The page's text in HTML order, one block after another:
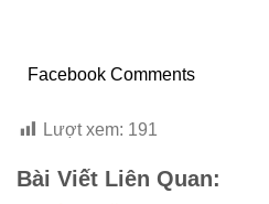
Facebook Comments
Lượt xem: 191
Bài Viết Liên Quan: